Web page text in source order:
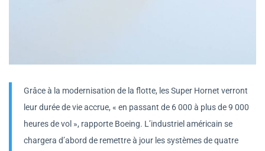
Grâce à la modernisation de la flotte, les Super Hornet verront
leur durée de vie accrue, « en passant de 6 000 à plus de 9 000
heures de vol », rapporte Boeing. L’industriel américain se
chargera d’abord de remettre à jour les systèmes de quatre